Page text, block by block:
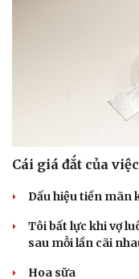
Cái giá đắt của
Dấu hiệu tiền mãn
Tôi bất lực khi vợ
sau mỗi lần cãi
Hoa sữa